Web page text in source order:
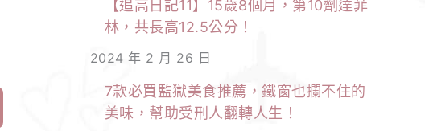
【追高日記11】15歲8個月，第10劑達菲
林，共長高12.5公分！
2024 年 2 月 26 日
7款必買監獄美食推薦，鐵窗也攔不住的
美味，幫助受刑人翻轉人生！